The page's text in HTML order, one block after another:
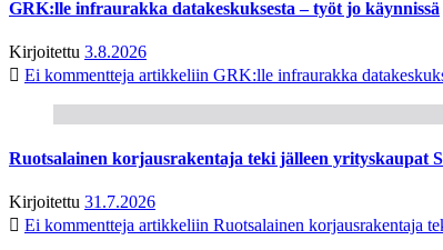
GRK:lle infraurakka datakeskuksesta – työt jo käynnissä
Kirjoitettu 3.8.2026
Ei kommentteja artikkeliin GRK:lle infraurakka
Ruotsalainen korjausrakentaja teki jälleen yrityskaupat
Kirjoitettu 31.7.2026
Ei kommentteja artikkeliin Ruotsalainen korjausrakentaja